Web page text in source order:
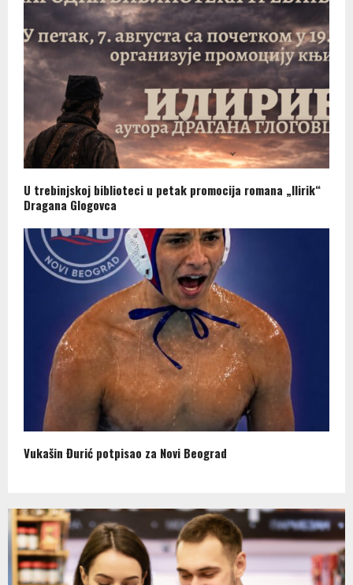
U trebinjskoj biblioteci u petak promocija romana „Ilirik“
Dragana Glogovca
Vukašin Đurić potpisao za Novi Beograd